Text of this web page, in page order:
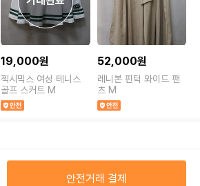
19,000원
젝시믹스 여성 테니스
골프 스커트 M
52,000원
레니본 핀턱 와이드 팬
츠 M
안전거래 결제